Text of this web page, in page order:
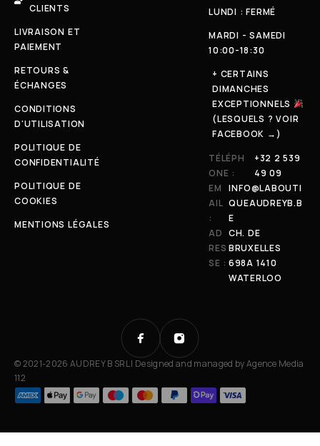
CLIENTS
LIVRAISON ET
PAIEMENT
RETOURS &
ÉCHANGES
CONDITIONS
D'UTILISATION
POLITIQUE DE
CONFIDENTIALITÉ
POLITIQUE DE
COOKIES
MENTIONS LÉGALES
LUNDI : FERMÉ
MARDI - SAMEDI
10:00-18:30
+ CERTAINS
DIMANCHES
EXCEPTIONNELS
(LESQUELS ? VOIR
FACEBOOK →)
TÉLÉPH
ONE :
+32 2 539
49 09
EM
AIL
:
INFO@LABOUTI
QUEAUDREYB.B
E
AD
RES
SE :
CH. DE
BRUXELLES
698A 1410
WATERLOO
© 2021-2026 AUDREY B SRL | Designed and managed byAgence Media
112